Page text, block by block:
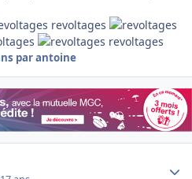
revoltages
revoltages
par antoine